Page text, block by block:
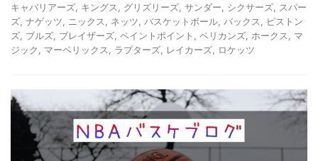
キャバリアーズ キングス グリズリーズ サンダー シクサーズ
スパー
ズ ナゲッツ ニックス ネッツ バスケットボール バックス
ピストン
ズ ブルズ ブレイザーズ ペイントポイント ペリカンズ ホークス
マ
ジック
マーベリックス ラプターズ レイカーズ ロケッツ